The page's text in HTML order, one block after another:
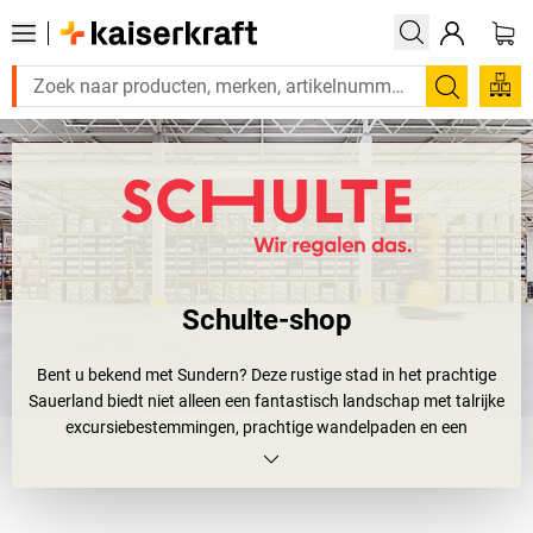
Zoeken
Schulte-shop
Bent u bekend met Sundern? Deze rustige stad in het prachtige
Sauerland biedt niet alleen een fantastisch landschap met talrijke
excursiebestemmingen, prachtige wandelpaden en een
vakantiegevoel aan het Sorpe-meer. Nee hier zijn echte makers